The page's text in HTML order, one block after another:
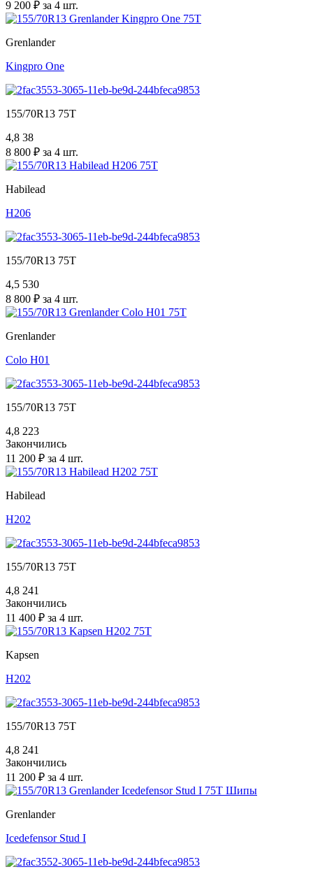
9 200 ₽ за 4 шт.
Grenlander
Kingpro One
155/70R13 75T
4,8 38
8 800 ₽ за 4 шт.
Habilead
H206
155/70R13 75T
4,5 530
8 800 ₽ за 4 шт.
Grenlander
Colo H01
155/70R13 75T
4,8 223
Закончились
11 200 ₽ за 4 шт.
Habilead
H202
155/70R13 75T
4,8 241
Закончились
11 400 ₽ за 4 шт.
Kapsen
H202
155/70R13 75T
4,8 241
Закончились
11 200 ₽ за 4 шт.
Grenlander
Icedefensor Stud I